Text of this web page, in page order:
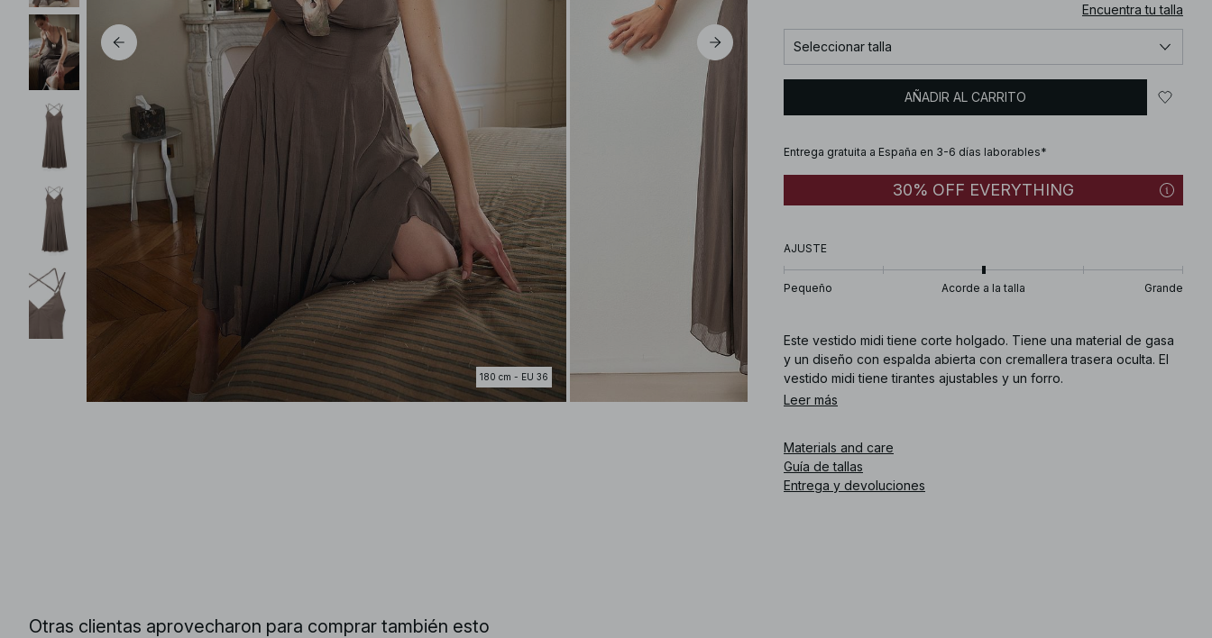
180 cm - EU 36
Encuentra tu talla
Seleccionar talla
AÑADIR AL CARRITO
Entrega gratuita a España en 3-6 días laborables*
30% OFF EVERYTHING
AJUSTE
Pequeño Acorde a la talla Grande
Este vestido midi tiene corte holgado. Tiene una material de gasa
y un diseño con espalda abierta con cremallera trasera oculta. El
vestido midi tiene tirantes ajustables y un forro.
How does the material feel? The chiffon fabric is light and airy,
offering a soft touch against the skin.
Is it suitable for summer events? Yes, its breathable material and
open back design make it an excellent choice for warm-
Leer más
Materials and care
Guía de tallas
Entrega y devoluciones
Otras clientas aprovecharon para comprar también esto